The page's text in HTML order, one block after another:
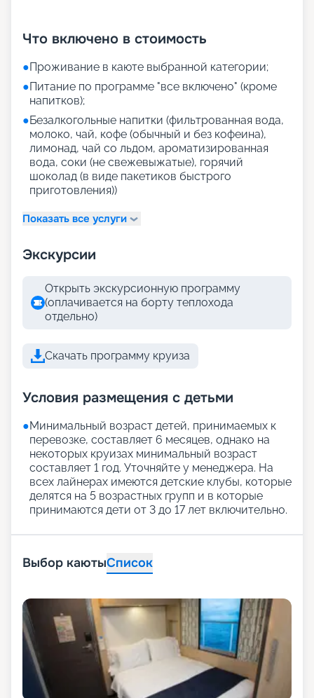
Что включено в стоимость
●Проживание в каюте выбранной категории;
●Питание по программе "все включено" (кроме
напитков);
●Безалкогольные напитки (фильтрованная вода,
молоко, чай, кофе (обычный и без кофеина),
лимонад, чай со льдом, ароматизированная
вода, соки (не свежевыжатые), горячий
шоколад (в виде пакетиков быстрого
приготовления))
Показать все услуги
Экскурсии
Открыть экскурсионную программу
(оплачивается на борту теплохода
отдельно)
Скачать программу круиза
Условия размещения с детьми
●Минимальный возраст детей, принимаемых к
перевозке, составляет 6 месяцев, однако на
некоторых круизах минимальный возраст
составляет 1 год. Уточняйте у менеджера. На
всех лайнерах имеются детские клубы, которые
делятся на 5 возрастных групп и в которые
принимаются дети от 3 до 17 лет включительно.
Выбор каютыСписок